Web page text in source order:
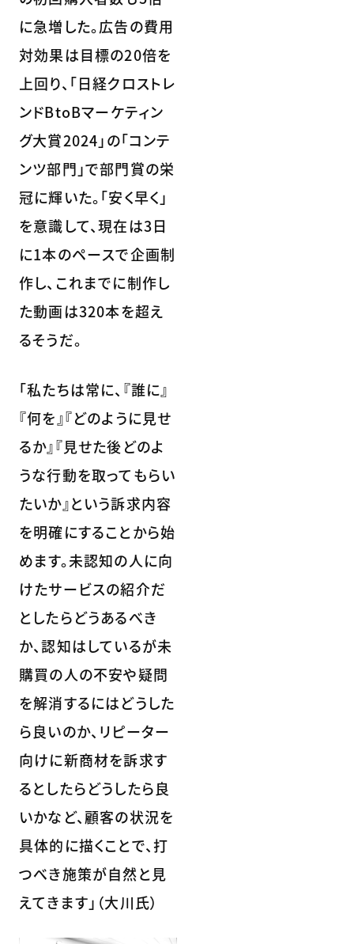
に急増した。広告の費用
対効果は目標の20倍を
上回り、「日経クロストレ
ンドBtoBマーケティン
グ大賞2024」の「コンテ
ンツ部門」で部門賞の栄
冠に輝いた。「安く早く」
を意識して、現在は3日
に1本のペースで企画制
作し、これまでに制作し
た動画は320本を超え
るそうだ。
「私たちは常に、『誰に』
『何を』『どのように見せ
るか』『見せた後どのよ
うな行動を取ってもらい
たいか』という訴求内容
を明確にすることから始
めます。未認知の人に向
けたサービスの紹介だ
としたらどうあるべき
か、認知はしているが未
購買の人の不安や疑問
を解消するにはどうした
ら良いのか、リピーター
向けに新商材を訴求す
るとしたらどうしたら良
いかなど、顧客の状況を
具体的に描くことで、打
つべき施策が自然と見
えてきます」（大川氏）